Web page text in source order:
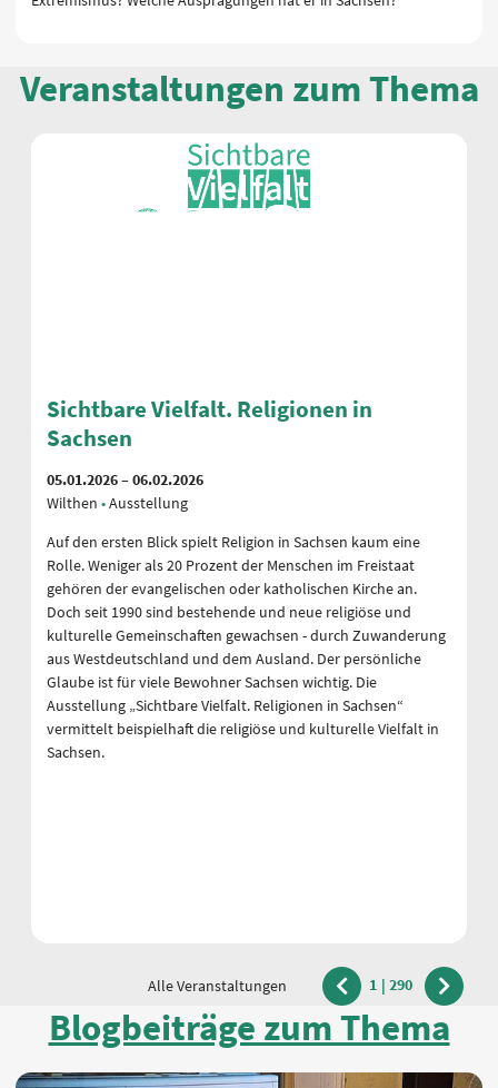
Veranstaltungen zum Thema
Sichtbare Vielfalt. Religionen in
Sachsen
05.01.2026 – 06.02.2026
Wilthen
Ausstellung
Auf den ersten Blick spielt Religion in Sachsen kaum eine
Rolle. Weniger als 20 Prozent der Menschen im Freistaat
gehören der evangelischen oder katholischen Kirche an.
Doch seit 1990 sind bestehende und neue religiöse und
kulturelle Gemeinschaften gewachsen - durch Zuwanderung
aus Westdeutschland und dem Ausland. Der persönliche
Glaube ist für viele Bewohner Sachsen wichtig. Die
Ausstellung „Sichtbare Vielfalt. Religionen in Sachsen“
vermittelt beispielhaft die religiöse und kulturelle Vielfalt in
Sachsen.
Alle Veranstaltungen
vorherige
1 | 290
nächste
Blogbeiträge zum Thema